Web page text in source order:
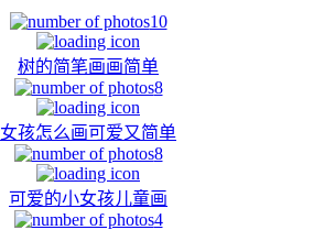
10
树的简笔画画简单
8
女孩怎么画可爱又简单
8
可爱的小女孩儿童画
4